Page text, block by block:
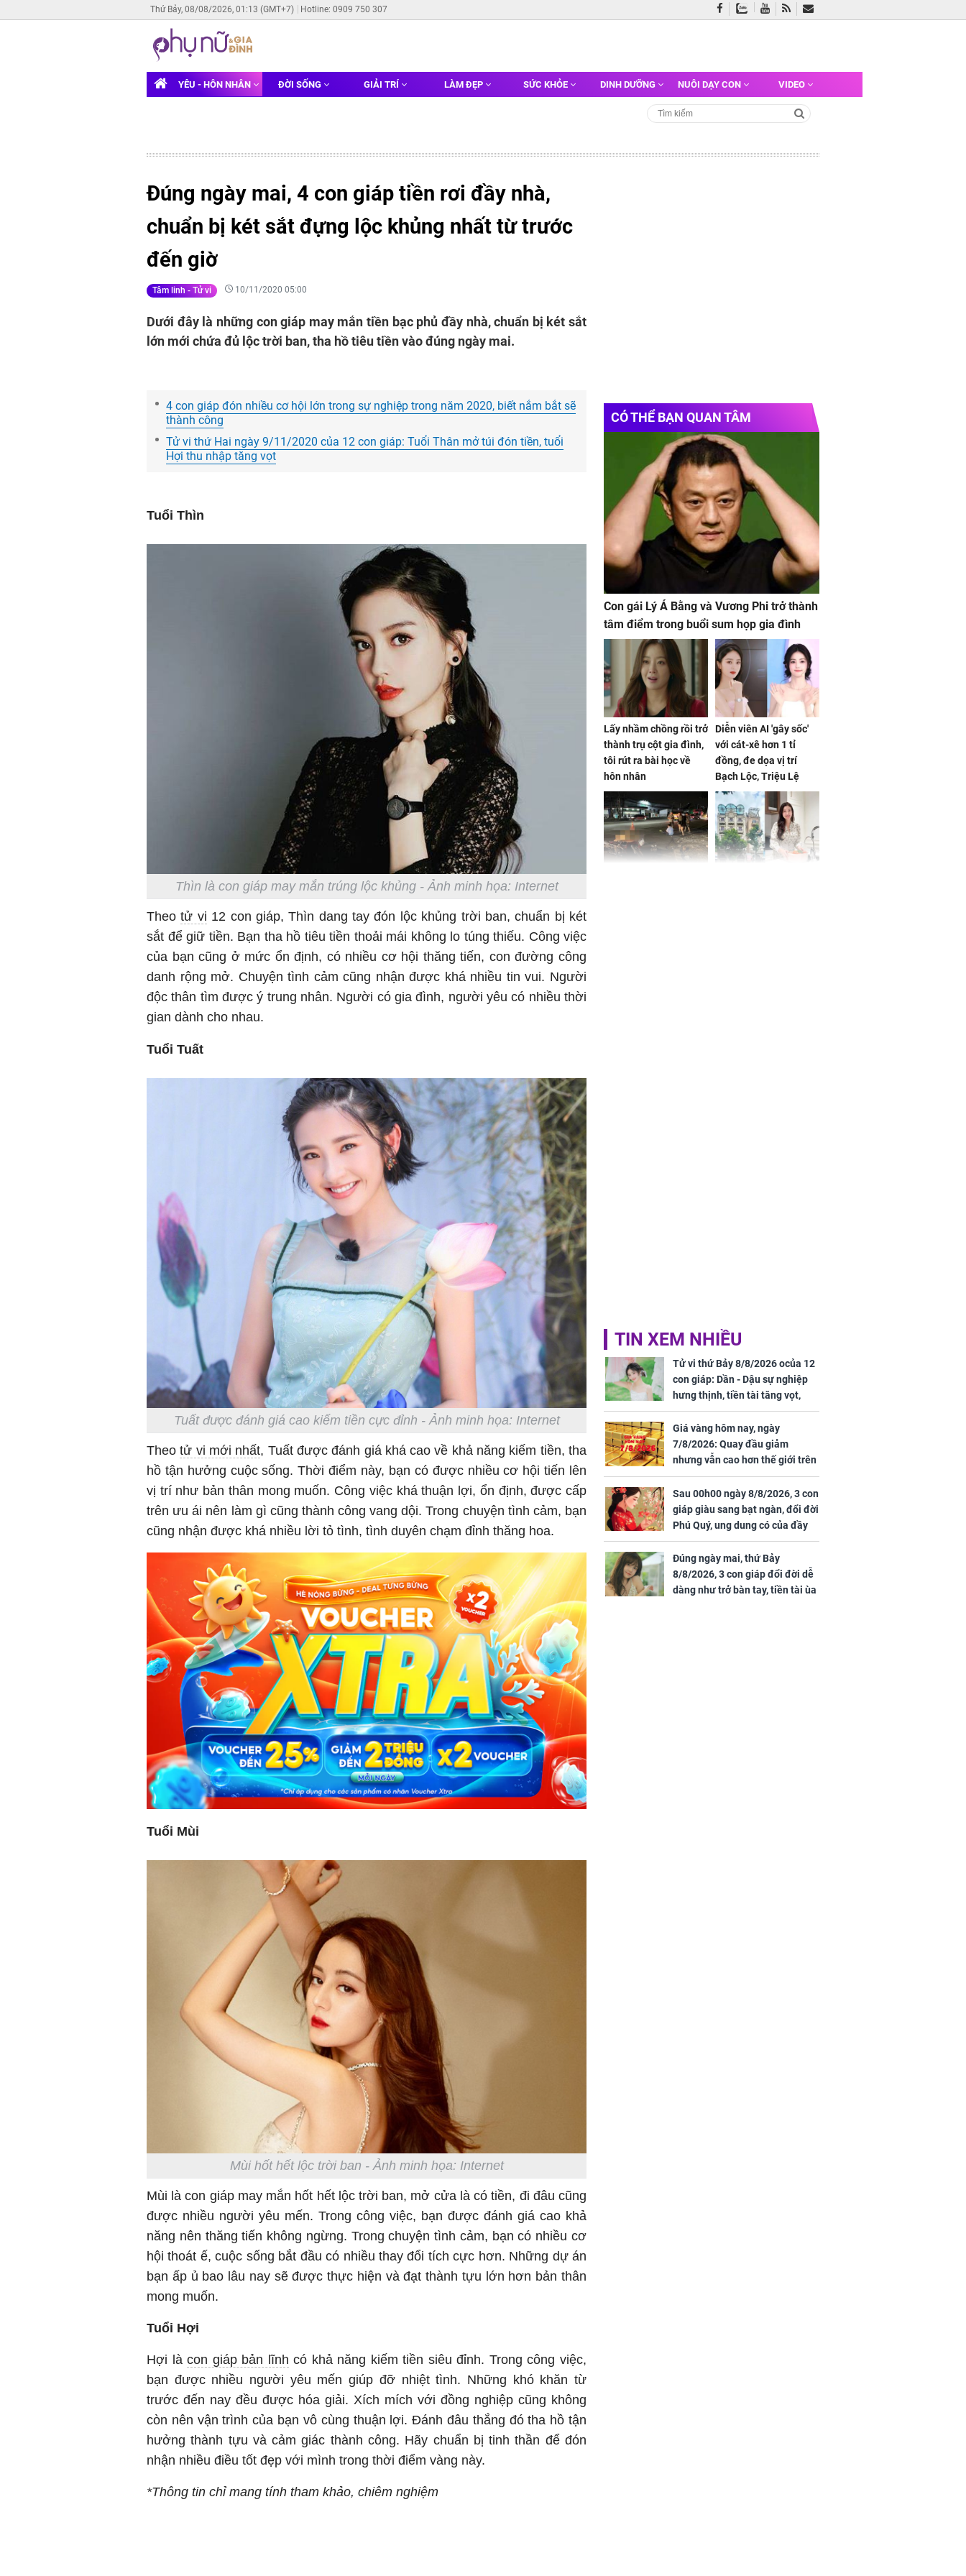
Thứ Bảy, 08/08/2026, 01:13 (GMT+7) Hotline: 0909 750 307
YÊU - HÔN NHÂN ĐỜI SỐNG GIẢI TRÍ LÀM ĐẸP SỨC KHỎE DINH DƯỠNG NUÔI DẠY CON VIDEO
Đúng ngày mai, 4 con giáp tiền rơi đầy nhà,
chuẩn bị két sắt đựng lộc khủng nhất từ trước
đến giờ
Tâm linh - Tử vi 10/11/2020 05:00
Dưới đây là những con giáp may mắn tiền bạc phủ đầy nhà, chuẩn bị két sắt
lớn mới chứa đủ lộc trời ban, tha hồ tiêu tiền vào đúng ngày mai.
4 con giáp đón nhiều cơ hội lớn trong sự nghiệp trong năm 2020, biết nắm bắt sẽ
thành công
Tử vi thứ Hai ngày 9/11/2020 của 12 con giáp: Tuổi Thân mở túi đón tiền, tuổi
Hợi thu nhập tăng vọt
Tuổi Thìn
Thìn là con giáp may mắn trúng lộc khủng - Ảnh minh họa: Internet
Theotử vi 12 con giáp, Thìn dang tay đón lộc khủng trời ban, chuẩn bị két
sắt để giữ tiền. Bạn tha hồ tiêu tiền thoải mái không lo túng thiếu. Công việc
của bạn cũng ở mức ổn định, có nhiều cơ hội thăng tiến, con đường công
danh rộng mở. Chuyện tình cảm cũng nhận được khá nhiều tin vui. Người
độc thân tìm được ý trung nhân. Người có gia đình, người yêu có nhiều thời
gian dành cho nhau.
Tuổi Tuất
Tuất được đánh giá cao kiếm tiền cực đỉnh - Ảnh minh họa: Internet
Theotử vi mới nhất, Tuất được đánh giá khá cao về khả năng kiếm tiền, tha
hồ tận hưởng cuộc sống. Thời điểm này, bạn có được nhiều cơ hội tiến lên
vị trí như bản thân mong muốn. Công việc khá thuận lợi, ổn định, được cấp
trên ưu ái nên làm gì cũng thành công vang dội. Trong chuyện tình cảm, bạn
cũng nhận được khá nhiều lời tỏ tình, tình duyên chạm đỉnh thăng hoa.
Tuổi Mùi
Mùi hốt hết lộc trời ban - Ảnh minh họa: Internet
Mùi là con giáp may mắn hốt hết lộc trời ban, mở cửa là có tiền, đi đâu cũng
được nhiều người yêu mến. Trong công việc, bạn được đánh giá cao khả
năng nên thăng tiến không ngừng. Trong chuyện tình cảm, bạn có nhiều cơ
hội thoát ế, cuộc sống bắt đầu có nhiều thay đổi tích cực hơn. Những dự án
bạn ấp ủ bao lâu nay sẽ được thực hiện và đạt thành tựu lớn hơn bản thân
mong muốn.
Tuổi Hợi
Hợi làcon giáp bản lĩnh có khả năng kiếm tiền siêu đỉnh. Trong công việc,
bạn được nhiều người yêu mến giúp đỡ nhiệt tình. Những khó khăn từ
trước đến nay đều được hóa giải. Xích mích với đồng nghiệp cũng không
còn nên vận trình của bạn vô cùng thuận lợi. Đánh đâu thắng đó tha hồ tận
hưởng thành tựu và cảm giác thành công. Hãy chuẩn bị tinh thần để đón
nhận nhiều điều tốt đẹp với mình trong thời điểm vàng này.
*Thông tin chỉ mang tính tham khảo, chiêm nghiệm
CÓ THỂ BẠN QUAN TÂM
Con gái Lý Á Bằng và Vương Phi trở thành
tâm điểm trong buổi sum họp gia đình
Lấy nhầm chồng rồi trở
thành trụ cột gia đình,
tôi rút ra bài học về
hôn nhân
Diễn viên AI 'gây sốc'
với cát-xê hơn 1 tỉ
đồng, đe dọa vị trí
Bạch Lộc, Triệu Lệ
Dĩnh
TIN XEM NHIỀU
Tử vi thứ Bảy 8/8/2026 ocủa 12
con giáp: Dần - Dậu sự nghiệp
hưng thịnh, tiền tài tăng vọt,
Mão - Thân công việc bất trắc,
tiền mất tật mang
Giá vàng hôm nay, ngày
7/8/2026: Quay đầu giảm
nhưng vẫn cao hơn thế giới trên
7 triệu đồng
Sau 00h00 ngày 8/8/2026, 3 con
giáp giàu sang bạt ngàn, đổi đời
Phú Quý, ung dung có của đầy
nhà, ngày càng hưng thịnh sung
túc
Đúng ngày mai, thứ Bảy
8/8/2026, 3 con giáp đổi đời dễ
dàng như trở bàn tay, tiền tài ùa